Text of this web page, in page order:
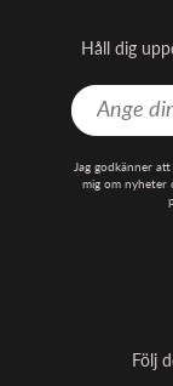
Håll dig
Jag godkänner
mig om nyheter
Följ